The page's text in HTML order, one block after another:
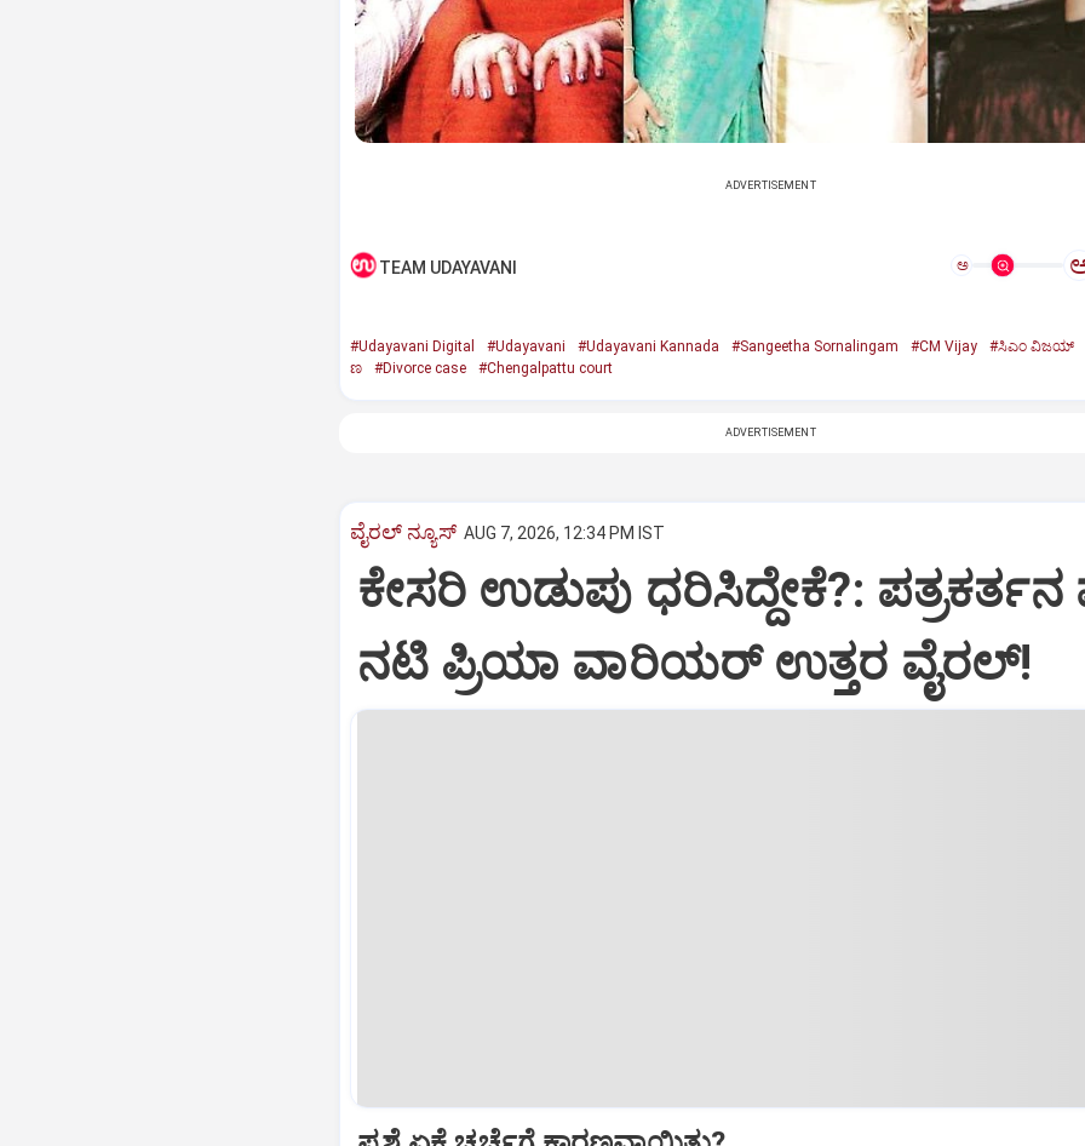
ADVERTISEMENT
TEAM UDAYAVANI ಅ
#Udayavani Digital #Udayavani #Udayavani Kannada #Sangeetha Sornalingam #CM Vijay
#ಸಿಎಂ ವಿಜಯ್‌
ಣ
#Divorce case #Chengalpattu court
ADVERTISEMENT
ವೈರಲ್ ನ್ಯೂಸ್ AUG 7, 2026, 12:34 PM IST
ಕೇಸರಿ ಉಡುಪು ಧರಿಸಿದ್ದೇಕೆ?: ಪತ್ರಕರ್ತನ
ನಟಿ ಪ್ರಿಯಾ ವಾರಿಯರ್ ಉತ್ತರ ವೈರಲ್!